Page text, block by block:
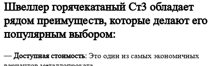
Швеллер горячекатаный Ст3 обладает
рядом преимуществ, которые делают его
популярным выбором:
—Доступная стоимость: Это один из самых экономичных